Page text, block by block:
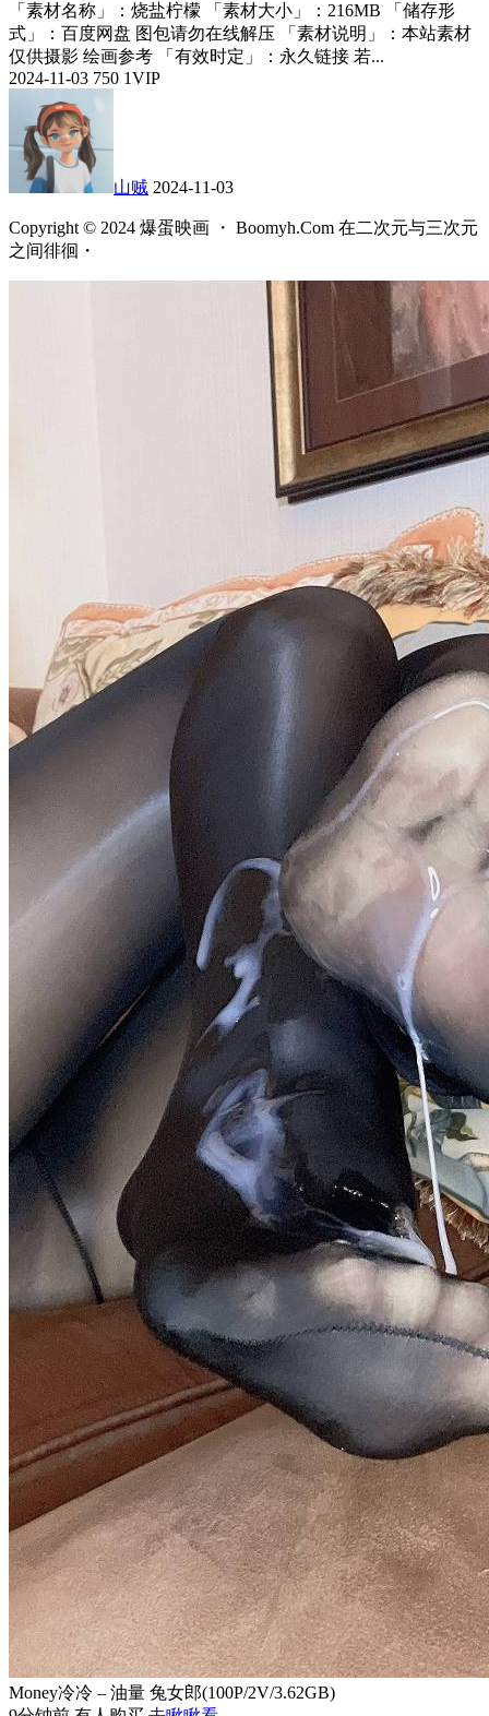
「素材名称」：烧盐柠檬 「素材大小」：216MB 「储存形
式」：百度网盘 图包请勿在线解压 「素材说明」：本站素材
仅供摄影 绘画参考 「有效时定」：永久链接 若...
2024-11-03 750 1VIP
山贼 2024-11-03
Copyright © 2024 爆蛋映画 ・ Boomyh.Com 在二次元与三次元
之间徘徊・
Money冷冷 – 油量 兔女郎(100P/2V/3.62GB)